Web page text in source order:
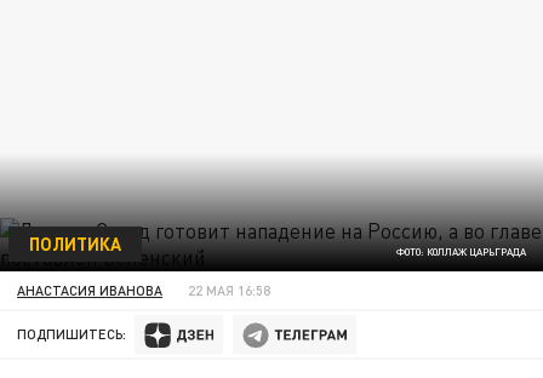
ФОТО: КОЛЛАЖ ЦАРЬГРАДА
ПОЛИТИКА
АНАСТАСИЯ ИВАНОВА 22 МАЯ 16:58
ПОДПИШИТЕСЬ: